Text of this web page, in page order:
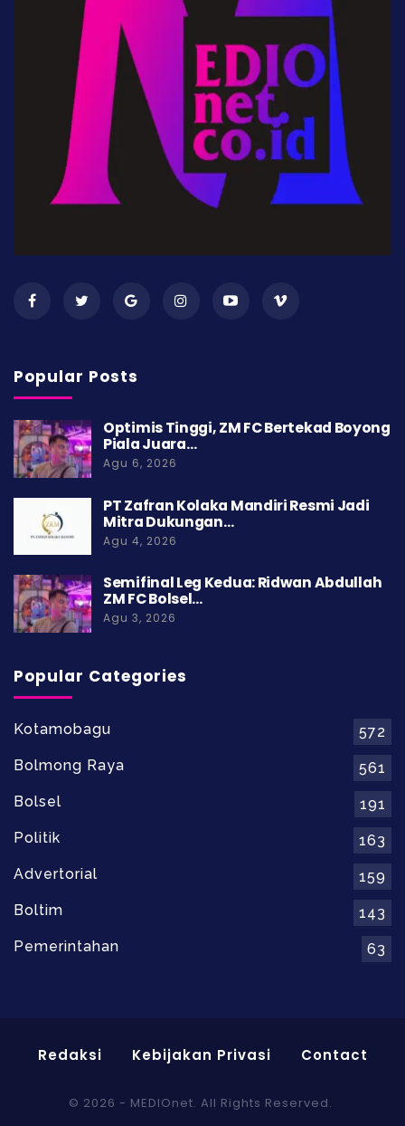
Popular Posts
Optimis Tinggi, ZM FC Bertekad Boyong
Piala Juara…
Agu 6, 2026
PT Zafran Kolaka Mandiri Resmi Jadi
Mitra Dukungan…
Agu 4, 2026
Semifinal Leg Kedua: Ridwan Abdullah
ZM FC Bolsel…
Agu 3, 2026
Popular Categories
Kotamobagu
572
Bolmong Raya
561
Bolsel
191
Politik
163
Advertorial
159
Boltim
143
Pemerintahan
63
Redaksi Kebijakan Privasi Contact
© 2026 - MEDIOnet. All Rights Reserved.